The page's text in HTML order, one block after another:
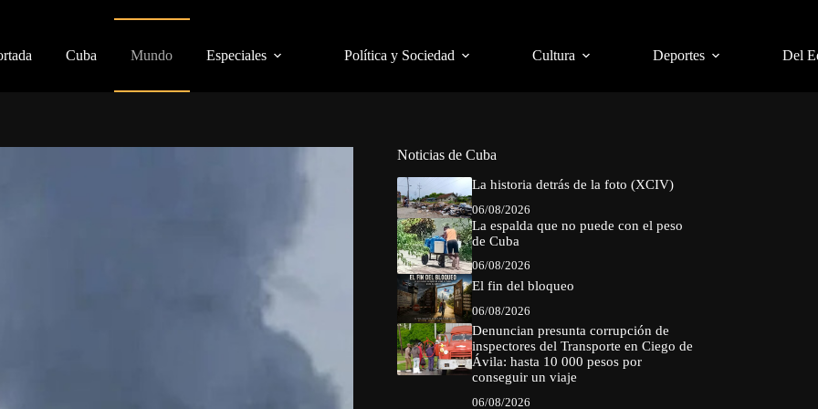
Cuba Mundo Especiales Política y Sociedad Cultura Deportes Del
Noticias de Cuba
La historia detrás de la foto (XCIV)
06/08/2026
La espalda que no puede con el peso
de Cuba
06/08/2026
El fin del bloqueo
06/08/2026
Denuncian presunta corrupción de
inspectores del Transporte en Ciego de
Ávila: hasta 10 000 pesos por
conseguir un viaje
06/08/2026